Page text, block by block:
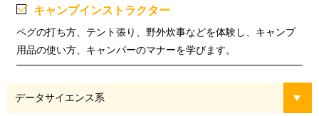
キャンプインストラクター
ペグの打ち方、テント張り、野外炊事などを体験し、キャンプ
用品の使い方、キャンパーのマナーを学びます。
データサイエンス系